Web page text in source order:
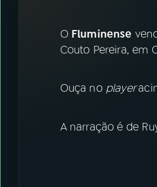
FESTIVAL DE MÚSICA
O Fluminense
Couto Pereira, em
Ouça noplayer
A narração é de